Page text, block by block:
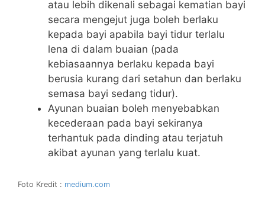
atau lebih dikenali sebagai kematian bayi
secara mengejut juga boleh berlaku
kepada bayi apabila bayi tidur terlalu
lena di dalam buaian (pada
kebiasaannya berlaku kepada bayi
berusia kurang dari setahun dan berlaku
semasa bayi sedang tidur).
Ayunan buaian boleh menyebabkan
kecederaan pada bayi sekiranya
terhantuk pada dinding atau terjatuh
akibat ayunan yang terlalu kuat.
Foto Kredit : medium.com